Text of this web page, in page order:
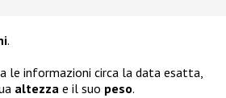
.
le informazioni circa la data esatta,
altezza e il suo peso.